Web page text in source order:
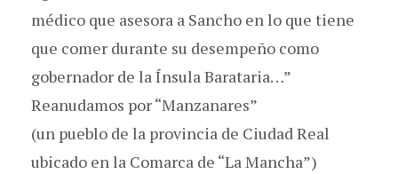
médico que asesora a Sancho en lo que tiene
que comer durante su desempeño como
gobernador de la Ínsula Barataria…”
Reanudamos por “Manzanares”
(un pueblo de la provincia de Ciudad Real
ubicado en la Comarca de “La Mancha”)